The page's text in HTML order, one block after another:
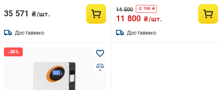
35 571 ₴/шт.
Доставимо
14 500 -2 700 ₴
11 800 ₴/шт.
Доставимо